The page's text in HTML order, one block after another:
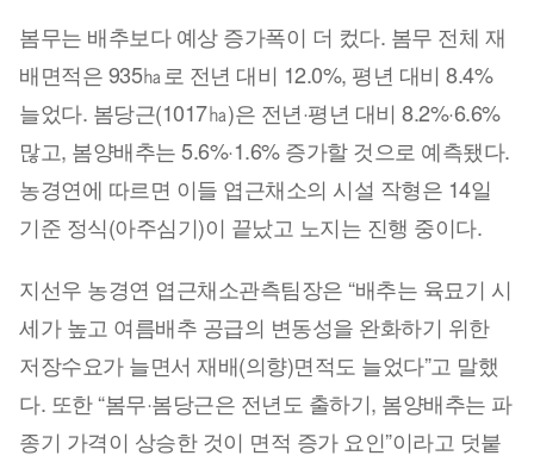
봄무는 배추보다 예상 증가폭이 더 컸다. 봄무 전체 재
배면적은 935㏊로 전년 대비 12.0%, 평년 대비 8.4%
늘었다. 봄당근(1017㏊)은 전년·평년 대비 8.2%·6.6%
많고, 봄양배추는 5.6%·1.6% 증가할 것으로 예측됐다.
농경연에 따르면 이들 엽근채소의 시설 작형은 14일
기준 정식(아주심기)이 끝났고 노지는 진행 중이다.
지선우 농경연 엽근채소관측팀장은 “배추는 육묘기 시
세가 높고 여름배추 공급의 변동성을 완화하기 위한
저장수요가 늘면서 재배(의향)면적도 늘었다”고 말했
다. 또한 “봄무·봄당근은 전년도 출하기, 봄양배추는 파
종기 가격이 상승한 것이 면적 증가 요인”이라고 덧붙